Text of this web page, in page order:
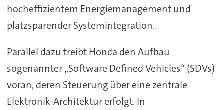
hocheffizientem Energiemanagement und
platzsparender Systemintegration.
Parallel dazu treibt Honda den Aufbau
sogenannter „Software Defined Vehicles“ (SDVs)
voran, deren Steuerung über eine zentrale
Elektronik-Architektur erfolgt. In